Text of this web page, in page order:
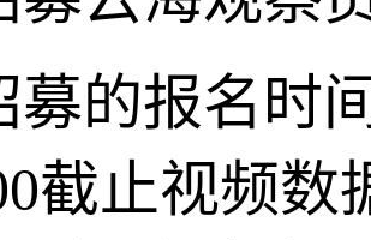
募的报名时
截止视频